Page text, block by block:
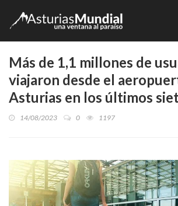
Más de 1,1 millones de
viajaron desde el
Asturias en los últimos
14/08/2023 0 1197